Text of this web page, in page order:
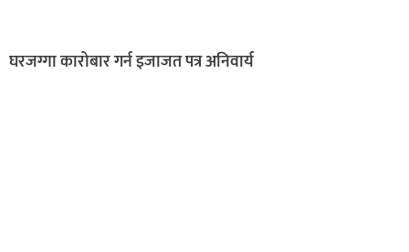
घरजग्गा कारोबार गर्न इजाजत पत्र अनिवार्य